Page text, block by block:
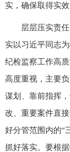
实，确保取得实效
层层压实责
实以习近平同志
纪检监察工作高
高度重视，主要
谋划、靠前指挥
改、重要案件直
好分管范围内的“
抓好落实。要根